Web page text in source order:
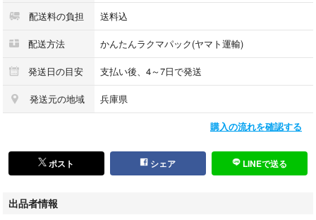
配送料の負担 送料込
配送方法 かんたんラクマパック(ヤマト運輸)
発送日の目安 支払い後、4～7日で発送
発送元の地域 兵庫県
購入の流れを確認する
ポスト シェア LINEで送る
出品者情報